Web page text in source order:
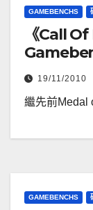
GAMEBENCHS
《Call
19/11/2010
繼先前Medal
GAMEBENCHS